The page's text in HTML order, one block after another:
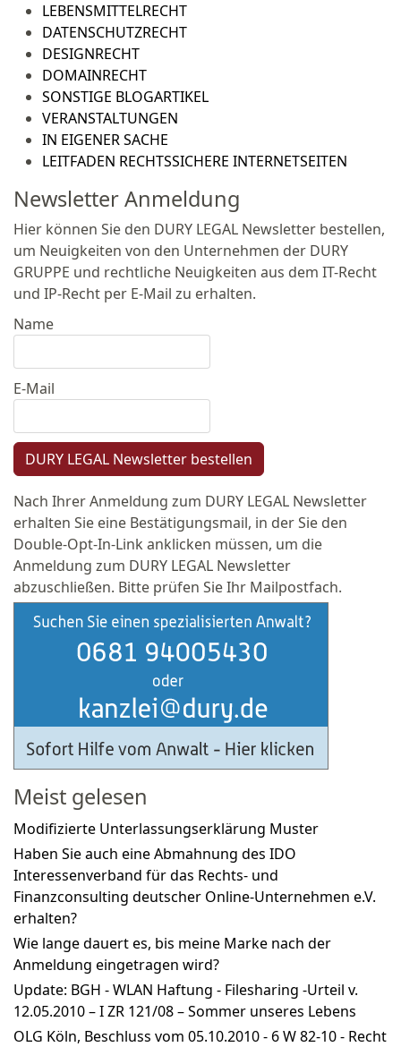
LEBENSMITTELRECHT
DATENSCHUTZRECHT
DESIGNRECHT
DOMAINRECHT
SONSTIGE BLOGARTIKEL
VERANSTALTUNGEN
IN EIGENER SACHE
LEITFADEN RECHTSSICHERE INTERNETSEITEN
Newsletter Anmeldung
Hier können Sie den DURY LEGAL Newsletter bestellen,
um Neuigkeiten von den Unternehmen der DURY
GRUPPE und rechtliche Neuigkeiten aus dem IT-Recht
und IP-Recht per E-Mail zu erhalten.
Name
E-Mail
DURY LEGAL Newsletter bestellen
Nach Ihrer Anmeldung zum DURY LEGAL Newsletter
erhalten Sie eine Bestätigungsmail, in der Sie den
Double-Opt-In-Link anklicken müssen, um die
Anmeldung zum DURY LEGAL Newsletter
abzuschließen. Bitte prüfen Sie Ihr Mailpostfach.
Meist gelesen
Modifizierte Unterlassungserklärung Muster
Haben Sie auch eine Abmahnung des IDO
Interessenverband für das Rechts- und
Finanzconsulting deutscher Online-Unternehmen e.V.
erhalten?
Wie lange dauert es, bis meine Marke nach der
Anmeldung eingetragen wird?
Update: BGH - WLAN Haftung - Filesharing -Urteil v.
12.05.2010 – I ZR 121/08 – Sommer unseres Lebens
OLG Köln, Beschluss vom 05.10.2010 - 6 W 82-10 - Recht